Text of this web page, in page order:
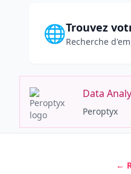
🌐Trouvez
Recherche
Data
Peroptyx
←